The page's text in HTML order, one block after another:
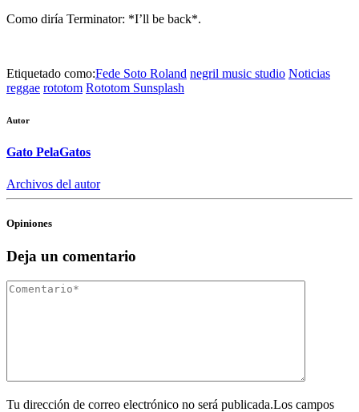
Como diría Terminator: *I’ll be back*.
Etiquetado como:Fede Soto Roland negril music studio Noticias
reggae rototom Rototom Sunsplash
Autor
Gato PelaGatos
Archivos del autor
Opiniones
Deja un comentario
Tu dirección de correo electrónico no será publicada.Los campos